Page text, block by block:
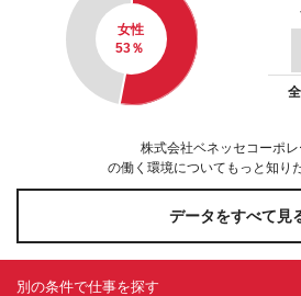
女性
53％
株式会社ベネッセコーポ
の働く環境についてもっと知り
データをすべて見
別の条件で仕事を探す